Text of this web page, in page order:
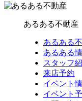
あるある不動産
あるある
あるある
スタッフ
来店予約
イベント
イベント